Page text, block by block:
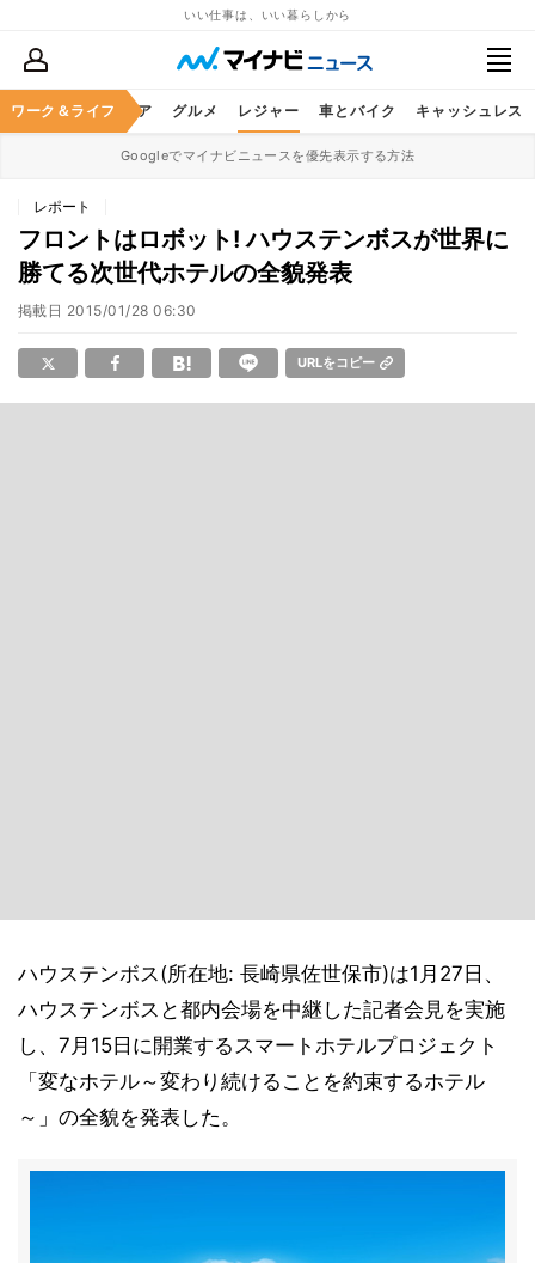
いい仕事は、いい暮らしから
ワーク＆ライフ
暮らし ヘルスケア グルメ レジャー 車とバイク キャッシュレス
Googleでマイナビニュースを優先表示する方法
レポート
フロントはロボット! ハウステンボスが世界に
勝てる次世代ホテルの全貌発表
掲載日 2015/01/28 06:30
URLをコピー
ハウステンボス(所在地: 長崎県佐世保市)は1月27日、
ハウステンボスと都内会場を中継した記者会見を実施
し、7月15日に開業するスマートホテルプロジェクト
「変なホテル～変わり続けることを約束するホテル
～」の全貌を発表した。